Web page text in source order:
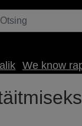
We know